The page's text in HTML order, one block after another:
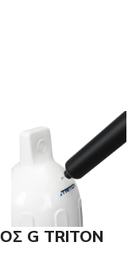
G TRITON